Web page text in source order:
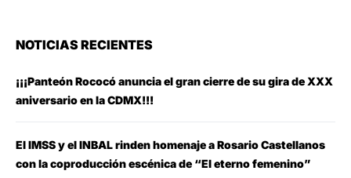
NOTICIAS RECIENTES
¡¡¡Panteón Rococó anuncia el gran cierre de su gira de XXX
aniversario en la CDMX!!!
El IMSS y el INBAL rinden homenaje a Rosario Castellanos
con la coproducción escénica de “El eterno femenino”